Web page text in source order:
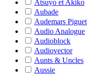
Atsuyo et Akiko
Aubade
Audemars Piguet
Audio Analogue
Audioblock
Audiovector
Aunts & Uncles
Aussie